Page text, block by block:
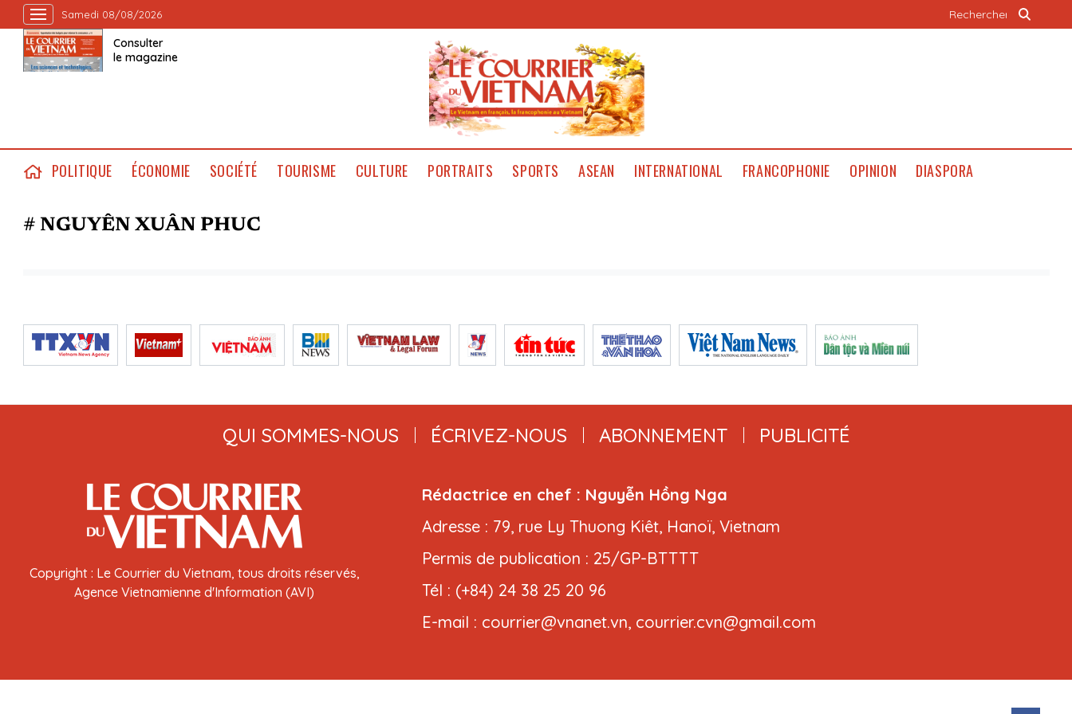
Samedi 08/08/2026
Consulter
le magazine
POLITIQUE ÉCONOMIE SOCIÉTÉ TOURISME CULTURE PORTRAITS SPORTS ASEAN INTERNATIONAL FRANCOPHONIE OPINION DIASPORA
# NGUYÊN XUÂN PHUC
QUI SOMMES-NOUS ÉCRIVEZ-NOUS ABONNEMENT PUBLICITÉ
Copyright : Le Courrier du Vietnam, tous droits réservés,
Agence Vietnamienne d'Information (AVI)
Rédactrice en chef : Nguyễn Hồng Nga
Adresse : 79, rue Ly Thuong Kiêt, Hanoï, Vietnam
Permis de publication : 25/GP-BTTTT
Tél : (+84) 24 38 25 20 96
E-mail : courrier@vnanet.vn, courrier.cvn@gmail.com